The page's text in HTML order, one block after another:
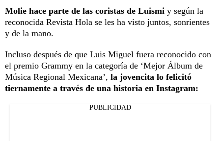
Molie hace parte de las coristas de Luismi y según la
reconocida Revista Hola se les ha visto juntos, sonrientes
y de la mano.
Incluso después de que Luis Miguel fuera reconocido con
el premio Grammy en la categoría de ‘Mejor Álbum de
Música Regional Mexicana’, la jovencita lo felicitó
tiernamente a través de una historia en Instagram:
PUBLICIDAD